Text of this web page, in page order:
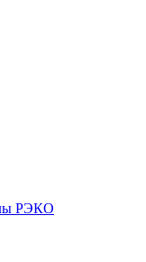
РЭКО